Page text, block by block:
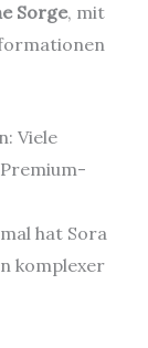
Sorge, mit
Viele
hat Sora
komplexer